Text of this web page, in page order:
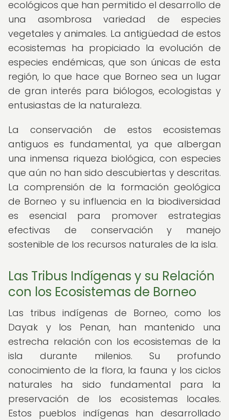
ecológicos que han permitido el desarrollo de
una asombrosa variedad de especies
vegetales y animales. La antigüedad de estos
ecosistemas ha propiciado la evolución de
especies endémicas, que son únicas de esta
región, lo que hace que Borneo sea un lugar
de gran interés para biólogos, ecologistas y
entusiastas de la naturaleza.
La conservación de estos ecosistemas
antiguos es fundamental, ya que albergan
una inmensa riqueza biológica, con especies
que aún no han sido descubiertas y descritas.
La comprensión de la formación geológica
de Borneo y su influencia en la biodiversidad
es esencial para promover estrategias
efectivas de conservación y manejo
sostenible de los recursos naturales de la isla.
Las Tribus Indígenas y su Relación
con los Ecosistemas de Borneo
Las tribus indígenas de Borneo, como los
Dayak y los Penan, han mantenido una
estrecha relación con los ecosistemas de la
isla durante milenios. Su profundo
conocimiento de la flora, la fauna y los ciclos
naturales ha sido fundamental para la
preservación de los ecosistemas locales.
Estos pueblos indígenas han desarrollado